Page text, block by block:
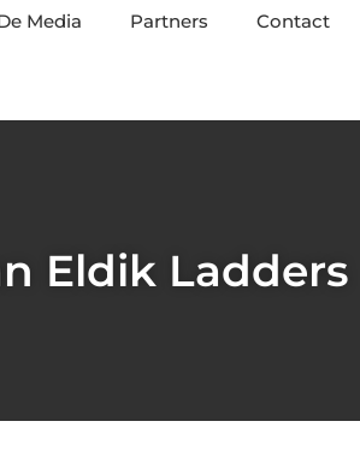
Media Partners Contact
Eldik Ladders